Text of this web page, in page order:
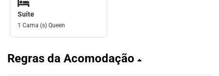
Suíte
1 Cama (s) Queen
Regras da Acomodação